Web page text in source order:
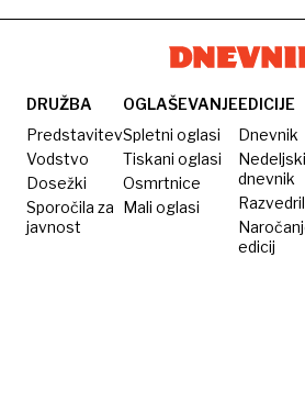
poškodbo,
za
pomoč
in jih
ubil
dvanajst
let
neopaženo
sejal
smrt,
priznal
pa 57
umorov
DRUŽBA
Predstavitev
Vodstvo
Dosežki
Sporočila za
javnost
OGLAŠEVANJE
Spletni oglasi
Tiskani oglasi
Osmrtnice
Mali oglasi
EDICIJE
Dnevnik
Nedeljski
dnevnik
edicij